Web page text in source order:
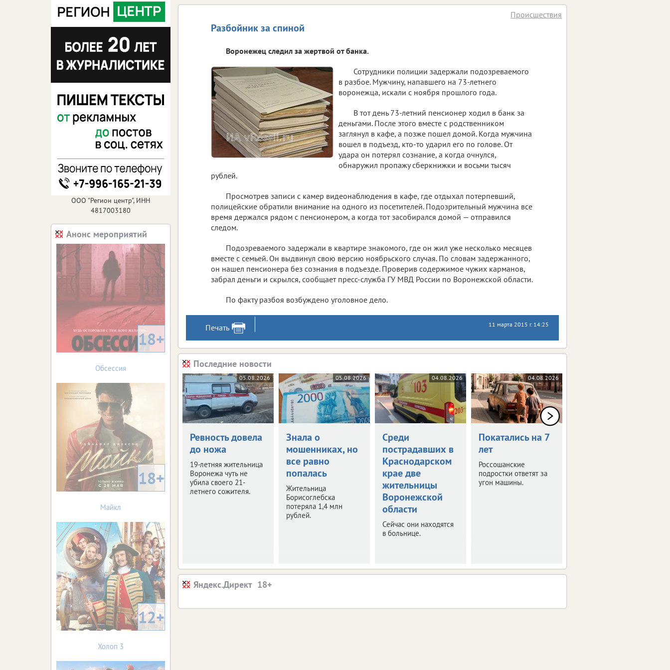
Разбойник за спиной
Происшествия
Воронежец следил за жертвой от банка.
Сотрудники полиции задержали подозреваемого
в разбое. Мужчину, напавшего на 73-летнего
воронежца, искали с ноября прошлого года.
В тот день 73-летний пенсионер ходил в банк за
деньгами. После этого вместе с родственником
заглянул в кафе, а позже пошел домой. Когда мужчина
вошел в подъезд, кто-то ударил его по голове. От
удара он потерял сознание, а когда очнулся,
обнаружил пропажу сберкнижки и восьми тысяч
рублей.
Просмотрев записи с камер видеонаблюдения в кафе, где отдыхал потерпевший,
полицейские обратили внимание на одного из посетителей. Подозрительный мужчина все
время держался рядом с пенсионером, а когда тот засобирался домой — отправился
следом.
Подозреваемого задержали в квартире знакомого, где он жил уже несколько месяцев
вместе с семьей. Он выдвинул свою версию ноябрьского случая. По словам задержанного,
он нашел пенсионера без сознания в подъезде. Проверив содержимое чужих карманов,
забрал деньги и скрылся, сообщает пресс-служба ГУ МВД России по Воронежской области.
По факту разбоя возбуждено уголовное дело.
Печать 11 марта 2015 г. 14:25
Последние новости
05.08.2026
Ревность довела
до ножа
19-летняя жительница
Воронежа чуть не
убила своего 21-
летнего сожителя.
05.08.2026
Знала о
мошенниках, но
все равно
попалась
Жительница
Борисоглебска
потеряла 1,4 млн
рублей.
04.08.2026
Среди
пострадавших в
Краснодарском
крае две
жительницы
Воронежской
области
Сейчас они находятся
в больнице.
04.08.2026
Покатались на 7
лет
Россошанские
подростки ответят за
угон машины.
Яндекс.Директ
ООО "Регион центр", ИНН
4817003180
Анонс мероприятий
18+
Обсессия
18+
Майкл
12+
Холоп 3